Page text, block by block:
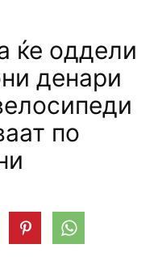
ќе оддели
денари
по